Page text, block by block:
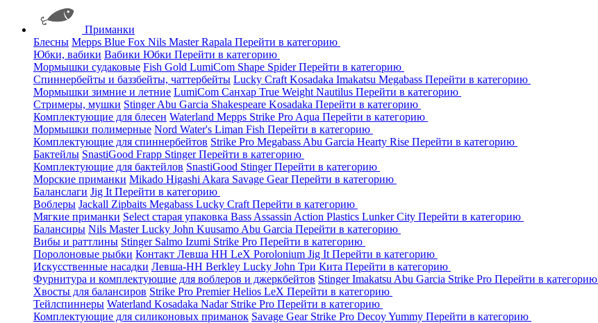
Приманки
Блесны Mepps Blue Fox Nils MasterRapala Перейти в категорию
Юбки, вабики Вабики Юбки Перейти в категорию
Мормышки судаковые Fish Gold LumiCom Shape SpiderПерейти в категорию
Спиннербейты и баззбейты, чаттербейты Lucky Craft Kosadaka Imakatsu Megabass Перейти в категорию
Мормышки зимние и летние LumiCom Санхар True Weight Nautilus Перейти в категорию
Стримеры, мушки StingerAbu Garcia Shakespeare Kosadaka Перейти в категорию
Комплектующие для блесен Waterland Mepps Strike Pro Aqua Перейти в категорию
Мормышки полимерные Nord Water's Liman Fish Перейти в категорию
Комплектующие для спиннербейтов Strike Pro Megabass Abu Garcia Hearty Rise Перейти в категорию
Бактейлы SnastiGood Frapp StingerПерейти в категорию
Комплектующие для бактейлов SnastiGood StingerПерейти в категорию
Морские приманки Mikado Higashi Akara Savage GearПерейти в категорию
Баланслаги Jig It Перейти в категорию
Воблеры Jackall Zipbaits Megabass Lucky Craft Перейти в категорию
Мягкие приманки Select старая упаковка Bass Assassin Action Plastics Lunker City Перейти в категорию
Балансиры Nils MasterLucky John Kuusamo Abu Garcia Перейти в категорию
Вибы и раттлины Stinger Salmo Izumi Strike Pro Перейти в категорию
Поролоновые рыбки Контакт Левша НН LeX Porolonium Jig It Перейти в категорию
Искусственные насадки Левша-НН Berkley Lucky John Три Кита Перейти в категорию
Фурнитура и комплектующие для воблеров и джеркбейтов StingerImakatsu Abu Garcia Strike Pro Перейти в категорию
Хвосты для балансиров Strike Pro PremierHelios LeX Перейти в категорию
Тейлспиннеры Waterland Kosadaka Nadar Strike Pro Перейти в категорию
Комплектующие для силиконовых приманок Savage Gear Strike Pro DecoyYummy Перейти в категорию